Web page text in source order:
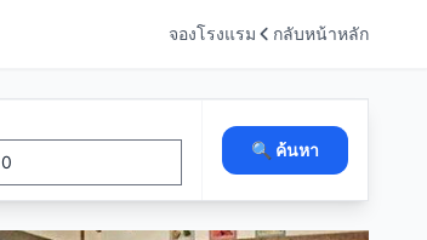
จองโรงแรม กลับหน้าหลัก
🔍 ค้นหา